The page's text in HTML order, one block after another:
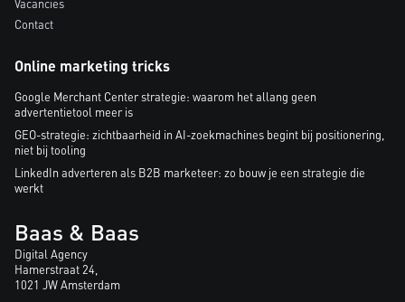
Vacancies
Contact
Online marketing tricks
Google Merchant Center strategie: waarom het allang geen
advertentietool meer is
GEO-strategie: zichtbaarheid in AI-zoekmachines begint bij positionering,
niet bij tooling
LinkedIn adverteren als B2B marketeer: zo bouw je een strategie die
werkt
Baas & Baas
Digital Agency
Hamerstraat 24,
1021 JW Amsterdam